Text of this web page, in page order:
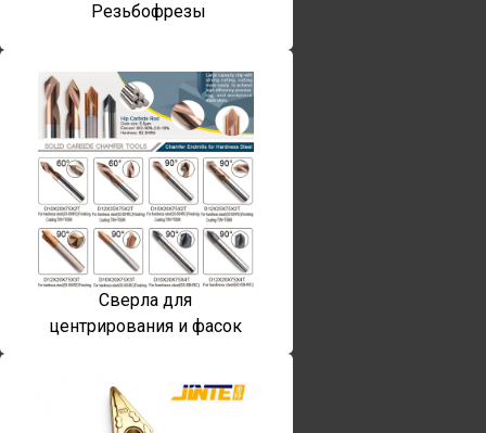
Резьбофрезы
Сверла для
центрирования и фасок